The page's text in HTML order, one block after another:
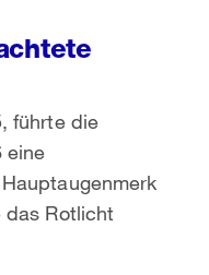
führte die
eine
das Rotlicht